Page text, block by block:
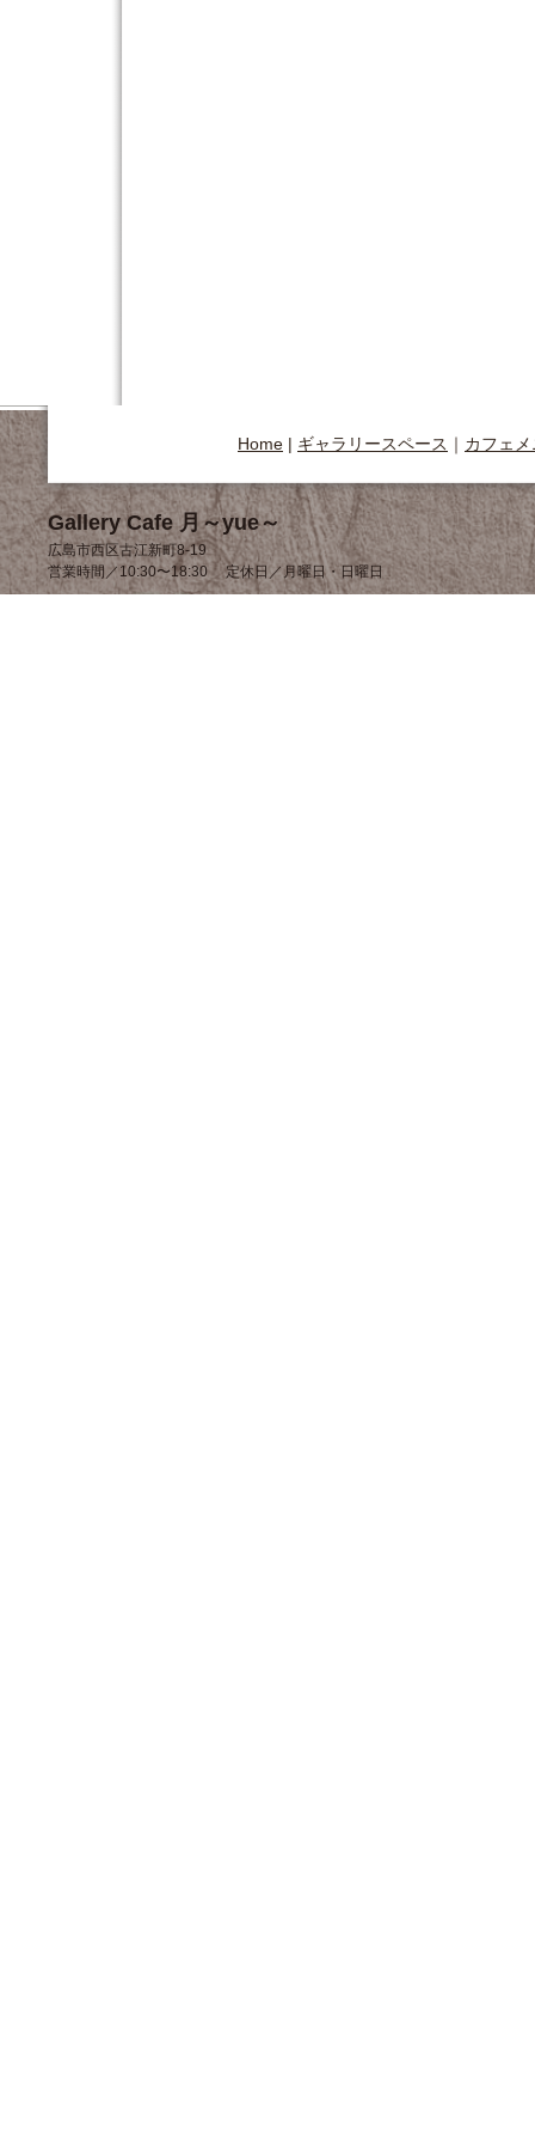
Home | ギャラリースペース ｜ カフェ
Gallery Cafe 月～yue～
広島市西区古江新町8-19
営業時間／10:30〜18:30 定休日／月曜日・日曜日